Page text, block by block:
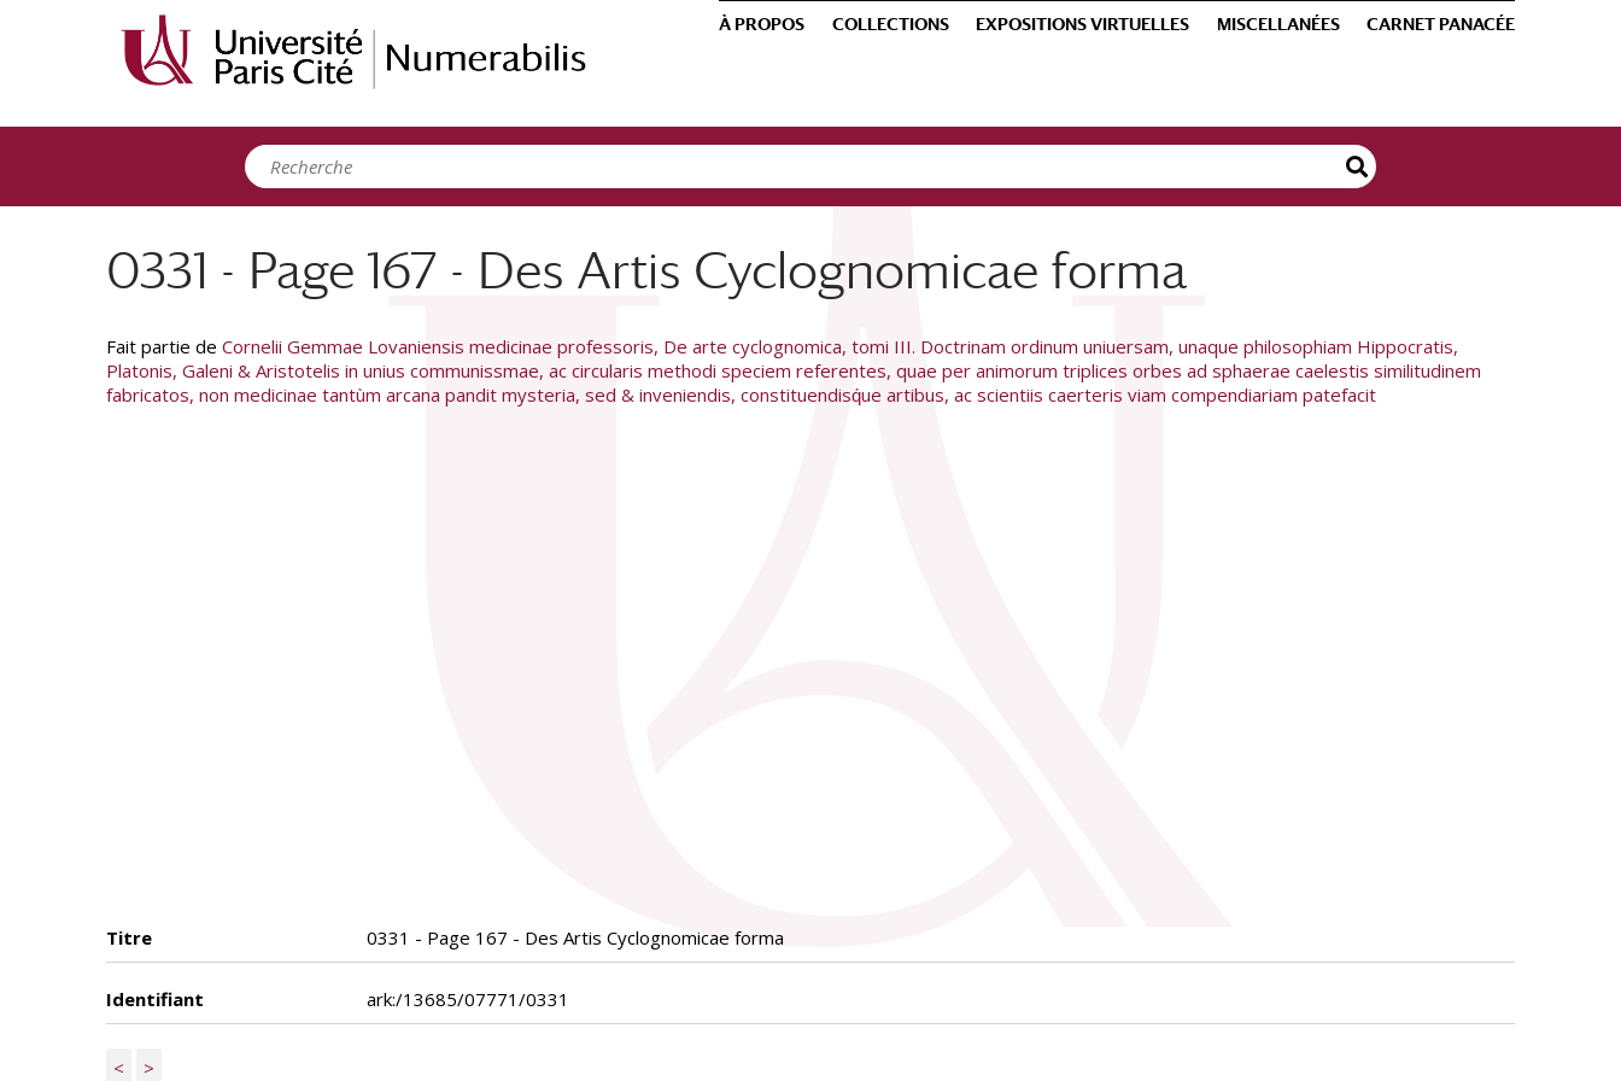
À PROPOS COLLECTIONS EXPOSITIONS VIRTUELLES MISCELLANÉES CARNET PANACÉE
0331 - Page 167 - Des Artis Cyclognomicae forma
Fait partie de Cornelii Gemmae Lovaniensis medicinae professoris, De arte cyclognomica, tomi III. Doctrinam ordinum uniuersam, unaque philosophiam Hippocratis,
Platonis, Galeni & Aristotelis in unius communissmae, ac circularis methodi speciem referentes, quae per animorum triplices orbes ad sphaerae caelestis similitudinem
fabricatos, non medicinae tantùm arcana pandit mysteria, sed & inveniendis, constituendisq́ue artibus, ac scientiis caerteris viam compendiariam patefacit
Titre 0331 - Page 167 - Des Artis Cyclognomicae forma
Identifiant ark:/13685/07771/0331
< >
Panneau de gestion des cookies